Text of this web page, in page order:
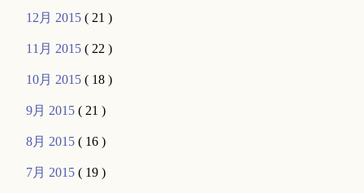
12月 2015( 21 )
11月 2015( 22 )
10月 2015( 18 )
9月 2015( 21 )
8月 2015( 16 )
7月 2015( 19 )